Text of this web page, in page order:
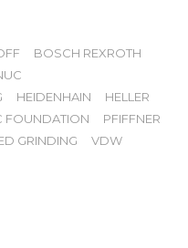
BOSCH REXROTH
HEIDENHAIN
HELLER
FOUNDATION
PFIFFNER
GRINDING
VDW